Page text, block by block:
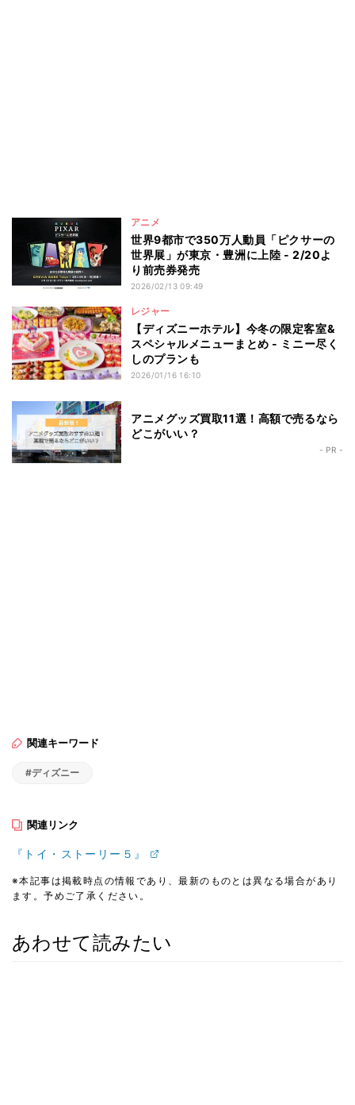
アニメ
世界9都市で350万人動員「ピクサーの
世界展」が東京・豊洲に上陸 - 2/20よ
り前売券発売
2026/02/13 09:49
レジャー
【ディズニーホテル】今冬の限定客室&
スペシャルメニューまとめ - ミニー尽く
しのプランも
2026/01/16 16:10
アニメグッズ買取11選！高額で売るなら
どこがいい？
- PR -
関連キーワード
#ディズニー
関連リンク
『トイ・ストーリー５』
※本記事は掲載時点の情報であり、最新のものとは異なる場合があり
ます。予めご了承ください。
あわせて読みたい